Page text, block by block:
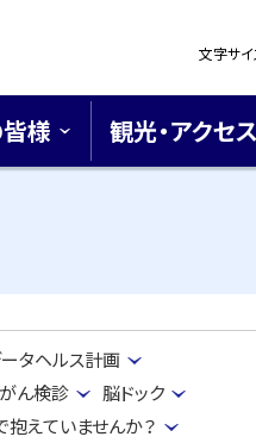
設
定
文字サイ
様 観光・アクセス
タヘルス計画
ん検診
脳ドック
抱えていませんか？